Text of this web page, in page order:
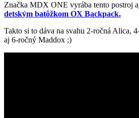
Značka MDX ONE vyrába tento postroj
detským batôžkom OX Backpack.
Takto si to dáva na svahu 2-ročná Alica,
aj 6-ročný Maddox ;)